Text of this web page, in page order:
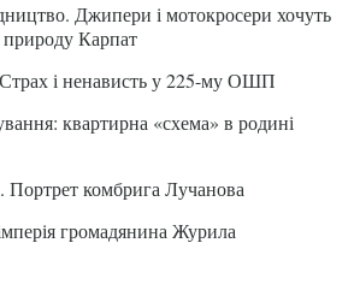
Джипери і мотокросери хочуть
Карпат
і ненависть у 225-му ОШП
квартирна «схема» в родині
Портрет комбрига Лучанова
громадянина Журила